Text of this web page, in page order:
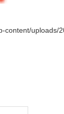
content/uploads/